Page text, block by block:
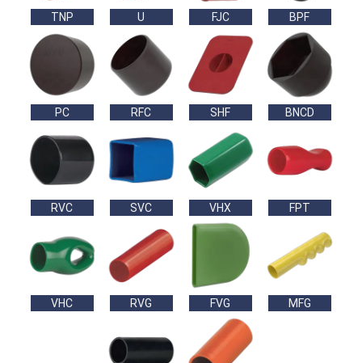
TNP U FJC BPF
PC RFC SHF BNCD
RVC SVC VHX FPT
VHC RVG FVG MFG